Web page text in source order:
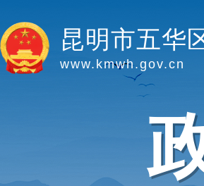
昆明市五华
www.kmwh.gov.cn